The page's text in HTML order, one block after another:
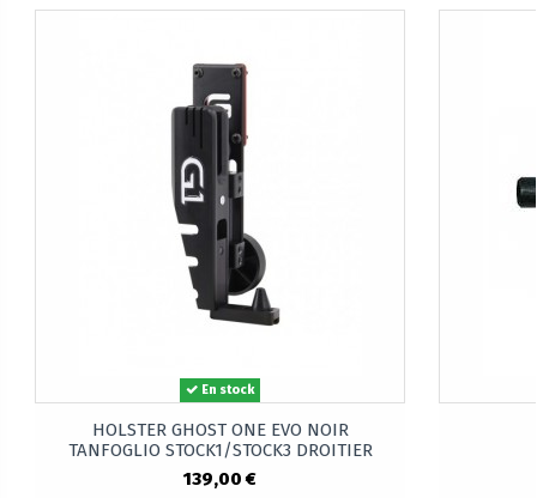
En stock
HOLSTER GHOST ONE EVO NOIR
TANFOGLIO STOCK1/STOCK3 DROITIER
139,00 €